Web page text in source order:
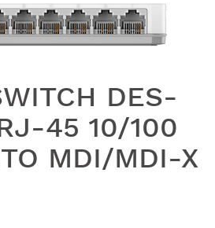
DES-
45 10/100
MDI/MDI-X